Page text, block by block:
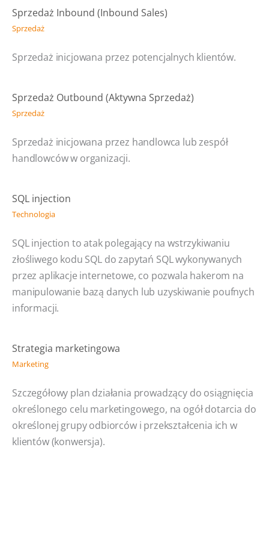
Sprzedaż Inbound (Inbound Sales)
Sprzedaż
Sprzedaż inicjowana przez potencjalnych klientów.
Sprzedaż Outbound (Aktywna Sprzedaż)
Sprzedaż
Sprzedaż inicjowana przez handlowca lub zespół
handlowców w organizacji.
SQL injection
Technologia
SQL injection to atak polegający na wstrzykiwaniu
złośliwego kodu SQL do zapytań SQL wykonywanych
przez aplikacje internetowe, co pozwala hakerom na
manipulowanie bazą danych lub uzyskiwanie poufnych
informacji.
Strategia marketingowa
Marketing
Szczegółowy plan działania prowadzący do osiągnięcia
określonego celu marketingowego, na ogół dotarcia do
określonej grupy odbiorców i przekształcenia ich w
klientów (konwersja).